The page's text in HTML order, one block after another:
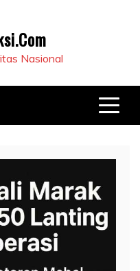
Nasional